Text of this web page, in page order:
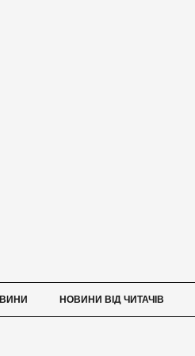
НОВИНИ ВІД ЧИТАЧІВ